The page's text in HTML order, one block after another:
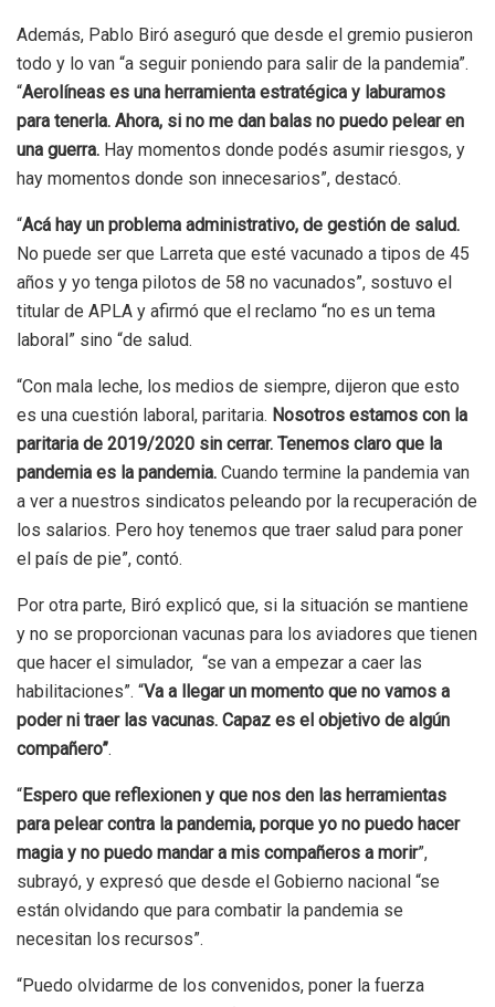
Además, Pablo Biró aseguró que desde el gremio pusieron
todo y lo van “a seguir poniendo para salir de la pandemia”.
“Aerolíneas es una herramienta estratégica y laburamos
para tenerla. Ahora, si no me dan balas no puedo pelear en
una guerra. Hay momentos donde podés asumir riesgos, y
hay momentos donde son innecesarios”, destacó.
“Acá hay un problema administrativo, de gestión de salud.
No puede ser que Larreta que esté vacunado a tipos de 45
años y yo tenga pilotos de 58 no vacunados”, sostuvo el
titular de APLA y afirmó que el reclamo “no es un tema
laboral” sino “de salud.
“Con mala leche, los medios de siempre, dijeron que esto
es una cuestión laboral, paritaria. Nosotros estamos con la
paritaria de 2019/2020 sin cerrar. Tenemos claro que la
pandemia es la pandemia. Cuando termine la pandemia van
a ver a nuestros sindicatos peleando por la recuperación de
los salarios. Pero hoy tenemos que traer salud para poner
el país de pie”, contó.
Por otra parte, Biró explicó que, si la situación se mantiene
y no se proporcionan vacunas para los aviadores que tienen
que hacer el simulador, “se van a empezar a caer las
habilitaciones”. “Va a llegar un momento que no vamos a
poder ni traer las vacunas. Capaz es el objetivo de algún
compañero”.
“Espero que reflexionen y que nos den las herramientas
para pelear contra la pandemia, porque yo no puedo hacer
magia y no puedo mandar a mis compañeros a morir”,
subrayó, y expresó que desde el Gobierno nacional “se
están olvidando que para combatir la pandemia se
necesitan los recursos”.
“Puedo olvidarme de los convenidos, poner la fuerza